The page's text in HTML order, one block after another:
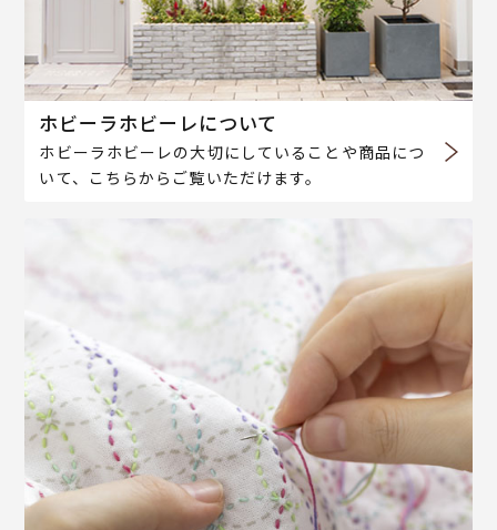
ホビーラホビーレについて
ホビーラホビーレの大切にしていることや商品につ
いて、こちらからご覧いただけます。